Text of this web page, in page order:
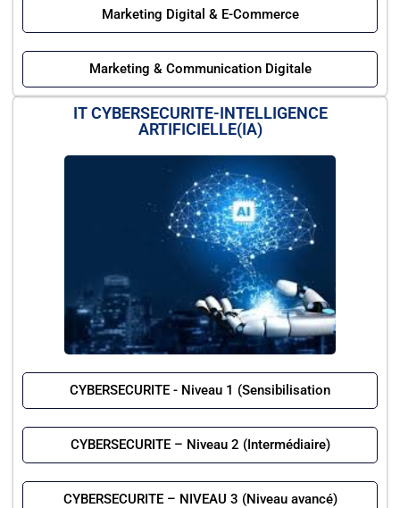
Marketing Digital & E-Commerce
Marketing & Communication Digitale
IT CYBERSECURITE-INTELLIGENCE
ARTIFICIELLE(IA)
CYBERSECURITE - Niveau 1 (Sensibilisation
CYBERSECURITE – Niveau 2 (Intermédiaire)
CYBERSECURITE – NIVEAU 3 (Niveau avancé)